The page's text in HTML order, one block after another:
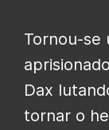
Tornou-se
Dax
tornar o